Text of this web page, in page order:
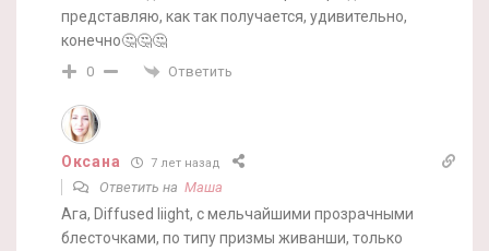
представляю, как так получается, удивительно,
конечно🤔🤔🤔
0 Ответить
Оксана 7 лет назад
Ответить на Маша
Ага, Diffused liight, с мельчайшими прозрачными
блесточками, по типу призмы живанши, только